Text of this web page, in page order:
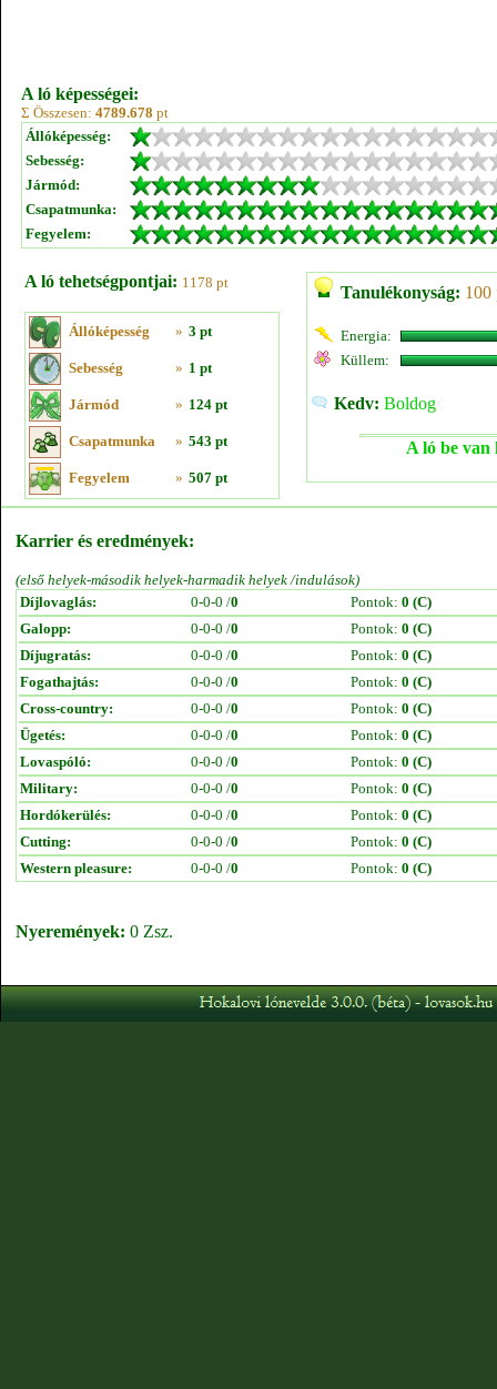
A ló képességei:
Σ Összesen: 4789.678 pt
Állóképesség:
Sebesség:
Jármód:
Csapatmunka:
Fegyelem:
A ló tehetségpontjai: 1178 pt
Állóképesség » 3 pt
Sebesség » 1 pt
Jármód » 124 pt
Csapatmunka » 543 pt
Fegyelem » 507 pt
Tanulékonyság: 100
Energia:
Küllem:
Kedv: Boldog
A ló be van
Karrier és eredmények:
(első helyek-második helyek-harmadik helyek /indulások)
Díjlovaglás:
0-0-0 /0 Pontok: 0 (C)
Galopp:
0-0-0 /0 Pontok: 0 (C)
Díjugratás:
0-0-0 /0 Pontok: 0 (C)
Fogathajtás:
0-0-0 /0 Pontok: 0 (C)
Cross-country:
0-0-0 /0 Pontok: 0 (C)
Ügetés:
0-0-0 /0 Pontok: 0 (C)
Lovaspóló:
0-0-0 /0 Pontok: 0 (C)
Military:
0-0-0 /0 Pontok: 0 (C)
Hordókerülés:
0-0-0 /0 Pontok: 0 (C)
Cutting:
0-0-0 /0 Pontok: 0 (C)
Western pleasure:
0-0-0 /0 Pontok: 0 (C)
Nyeremények: 0 Zsz.